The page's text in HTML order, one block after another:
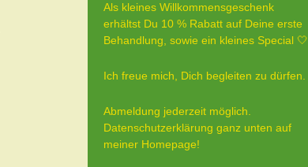
Als kleines Willkommensgeschenk
erhältst Du 10 % Rabatt auf Deine erste
Behandlung, sowie ein kleines Special 🤍
Ich freue mich, Dich begleiten zu dürfen.
Abmeldung jederzeit möglich.
Datenschutzerklärung ganz unten auf
meiner Homepage!